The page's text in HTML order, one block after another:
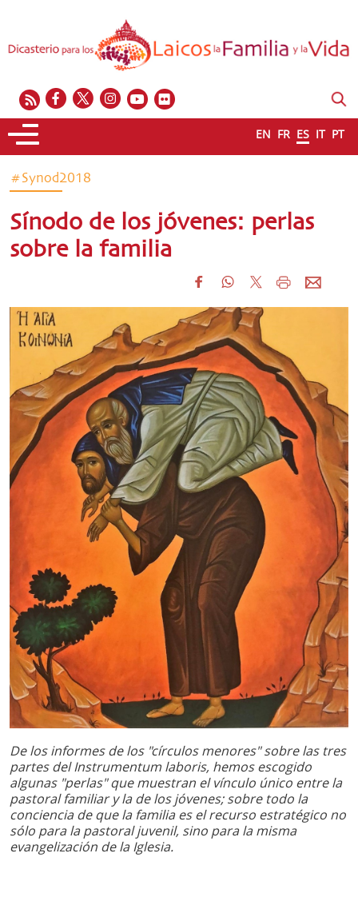
EN FR ES IT PT
#Synod2018
Sínodo de los jóvenes: perlas
sobre la familia
De los informes de los "círculos menores" sobre las tres
partes del Instrumentum laboris, hemos escogido
algunas "perlas" que muestran el vínculo único entre la
pastoral familiar y la de los jóvenes; sobre todo la
conciencia de que la familia es el recurso estratégico no
sólo para la pastoral juvenil, sino para la misma
evangelización de la Iglesia.